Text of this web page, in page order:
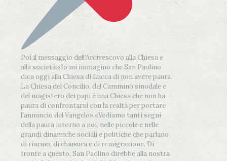
Poi il messaggio dell’Arcivescovo alla Chiesa e
alla società:«Io mi immagino che San Paolino
dica oggi alla Chiesa di Lucca di non avere paura.
La Chiesa del Concilio, del Cammino sinodale e
del magistero dei papi è una Chiesa che non ha
paura di confrontarsi con la realtà per portare
l'annuncio del Vangelo».«Vediamo tanti segni
della paura intorno a noi, nelle piccole e nelle
grandi dinamiche sociali e politiche che parlano
di riarmo, di chiusura e di remigrazione. Di
fronte a questo, San Paolino direbbe alla nostra